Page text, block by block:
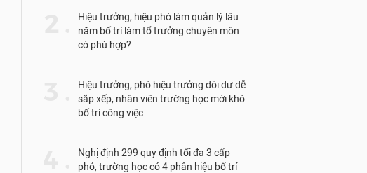
Hiệu trưởng, hiệu phó làm quản lý lâu
năm bố trí làm tổ trưởng chuyên môn
có phù hợp?
Hiệu trưởng, phó hiệu trưởng dôi dư dễ
sắp xếp, nhân viên trường học mới khó
bố trí công việc
Nghị định 299 quy định tối đa 3 cấp
phó, trường học có 4 phân hiệu bố trí